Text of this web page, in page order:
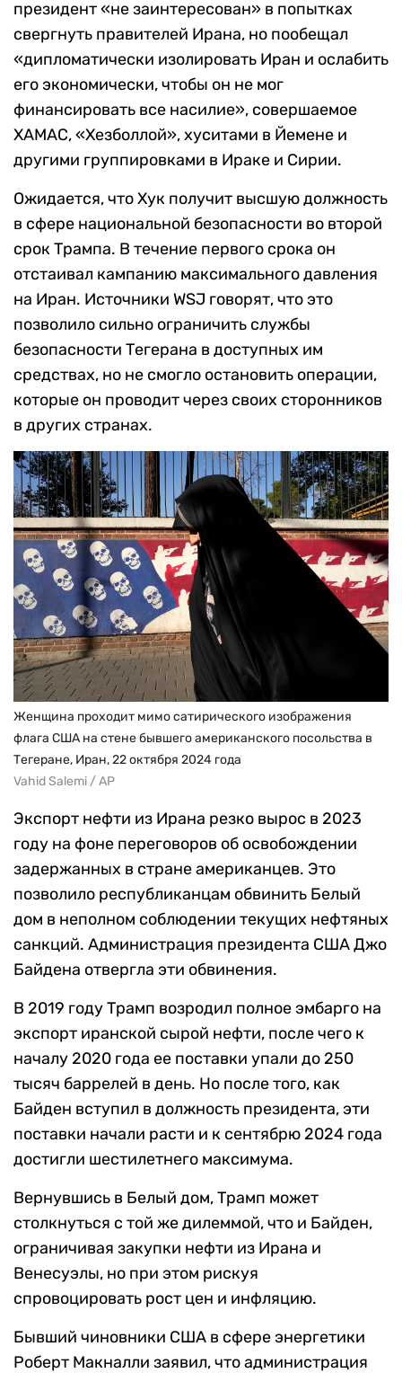
президент «не заинтересован» в попытках
свергнуть правителей Ирана, но пообещал
«дипломатически изолировать Иран и ослабить
его экономически, чтобы он не мог
финансировать все насилие», совершаемое
ХАМАС, «Хезболлой», хуситами в Йемене и
другими группировками в Ираке и Сирии.
Ожидается, что Хук получит высшую должность
в сфере национальной безопасности во второй
срок Трампа. В течение первого срока он
отстаивал кампанию максимального давления
на Иран. Источники WSJ говорят, что это
позволило сильно ограничить службы
безопасности Тегерана в доступных им
средствах, но не смогло остановить операции,
которые он проводит через своих сторонников
в других странах.
Женщина проходит мимо сатирического изображения
флага США на стене бывшего американского посольства в
Тегеране, Иран, 22 октября 2024 года
Vahid Salemi / AP
Экспорт нефти из Ирана резко вырос в 2023
году на фоне переговоров об освобождении
задержанных в стране американцев. Это
позволило республиканцам обвинить Белый
дом в неполном соблюдении текущих нефтяных
санкций. Администрация президента США Джо
Байдена отвергла эти обвинения.
В 2019 году Трамп возродил полное эмбарго на
экспорт иранской сырой нефти, после чего к
началу 2020 года ее поставки упали до 250
тысяч баррелей в день. Но после того, как
Байден вступил в должность президента, эти
поставки начали расти и к сентябрю 2024 года
достигли шестилетнего максимума.
Вернувшись в Белый дом, Трамп может
столкнуться с той же дилеммой, что и Байден,
ограничивая закупки нефти из Ирана и
Венесуэлы, но при этом рискуя
спровоцировать рост цен и инфляцию.
Бывший чиновники США в сфере энергетики
Роберт Макналли заявил, что администрация